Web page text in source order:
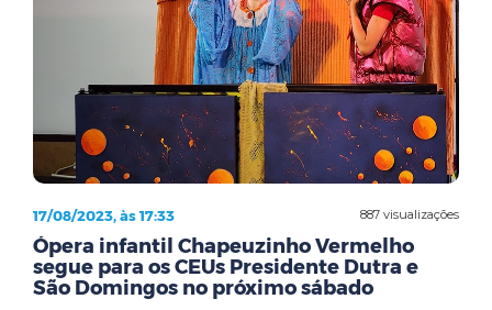
887 visualizações
17/08/2023, às 17:33
Ópera infantil Chapeuzinho Vermelho
segue para os CEUs Presidente Dutra e
São Domingos no próximo sábado